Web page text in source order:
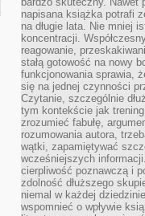
napisana książka potrafi
na długie lata. Nie mniej
koncentracji.
reagowanie,
stałą gotowość na nowy
funkcjonowania sprawia,
się na jednej czynności
Czytanie, szczególnie
tym kontekście jak
zrozumieć fabułę,
rozumowania autora,
wątki, zapamiętywać
wcześniejszych
cierpliwość poznawczą i
zdolność dłuższego
niemal w każdej
wspomnieć o wpływie